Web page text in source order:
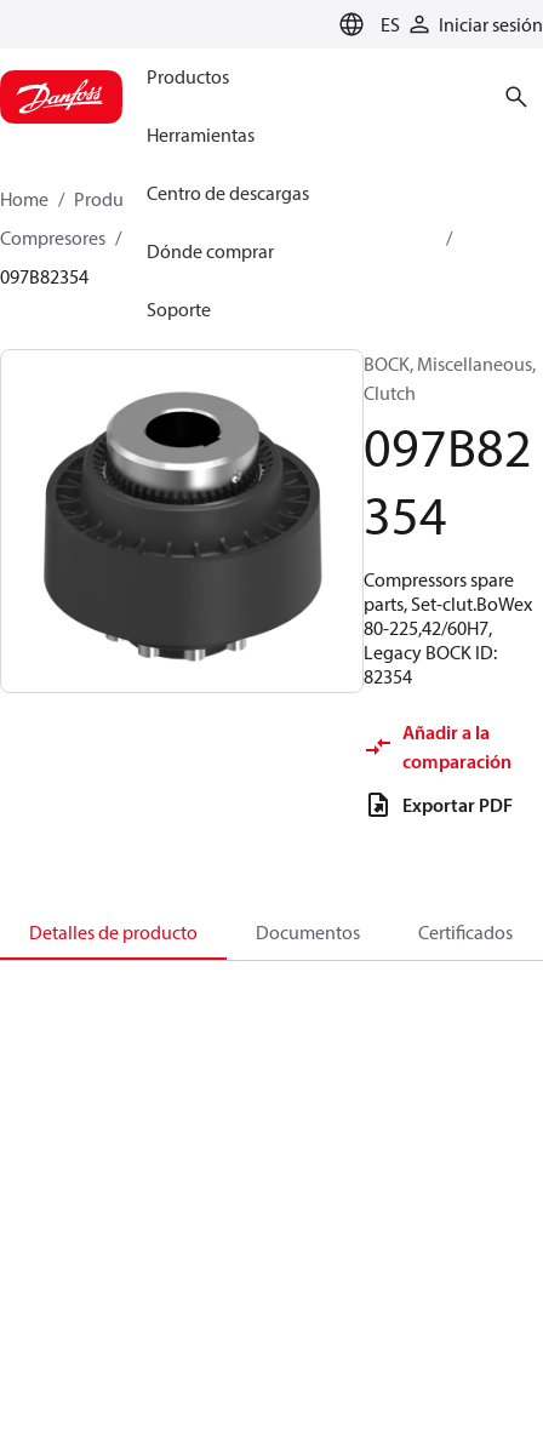
ES Iniciar sesión
Productos
Herramientas
Centro de descargas
Dónde comprar
Soporte
Home Productos
Climate Solutions for heating
Compresores
097B82354
BOCK, Miscellaneous,
Clutch
097B82
354
Compressors spare
parts, Set-clut.BoWex
80-225,42/60H7,
Legacy BOCK ID:
82354
Añadir a la
comparación
Exportar PDF
Detalles de producto Documentos Certificados